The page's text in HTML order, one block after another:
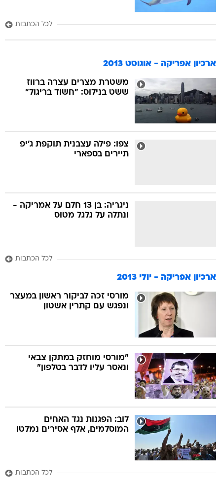
לכל הכתבות
ארכיון אפריקה - אוגוסט 2013
משטרת מצרים עצרה ברווז
ששט בנילוס: "חשוד בריגול"
צפו: פילה עצבנית תוקפת ג'יפ
תיירים בספארי
ניגריה: בן 13 חלם על אמריקה -
ונתלה על גלגל מטוס
לכל הכתבות
ארכיון אפריקה - יולי 2013
מורסי זכה לביקור ראשון במעצר
ונפגש עם קתרין אשטון
"מורסי מוחזק במתקן צבאי
ונאסר עליו לדבר בטלפון"
לוב: הפגנות נגד האחים
המוסלמים, אלף אסירים נמלטו
לכל הכתבות